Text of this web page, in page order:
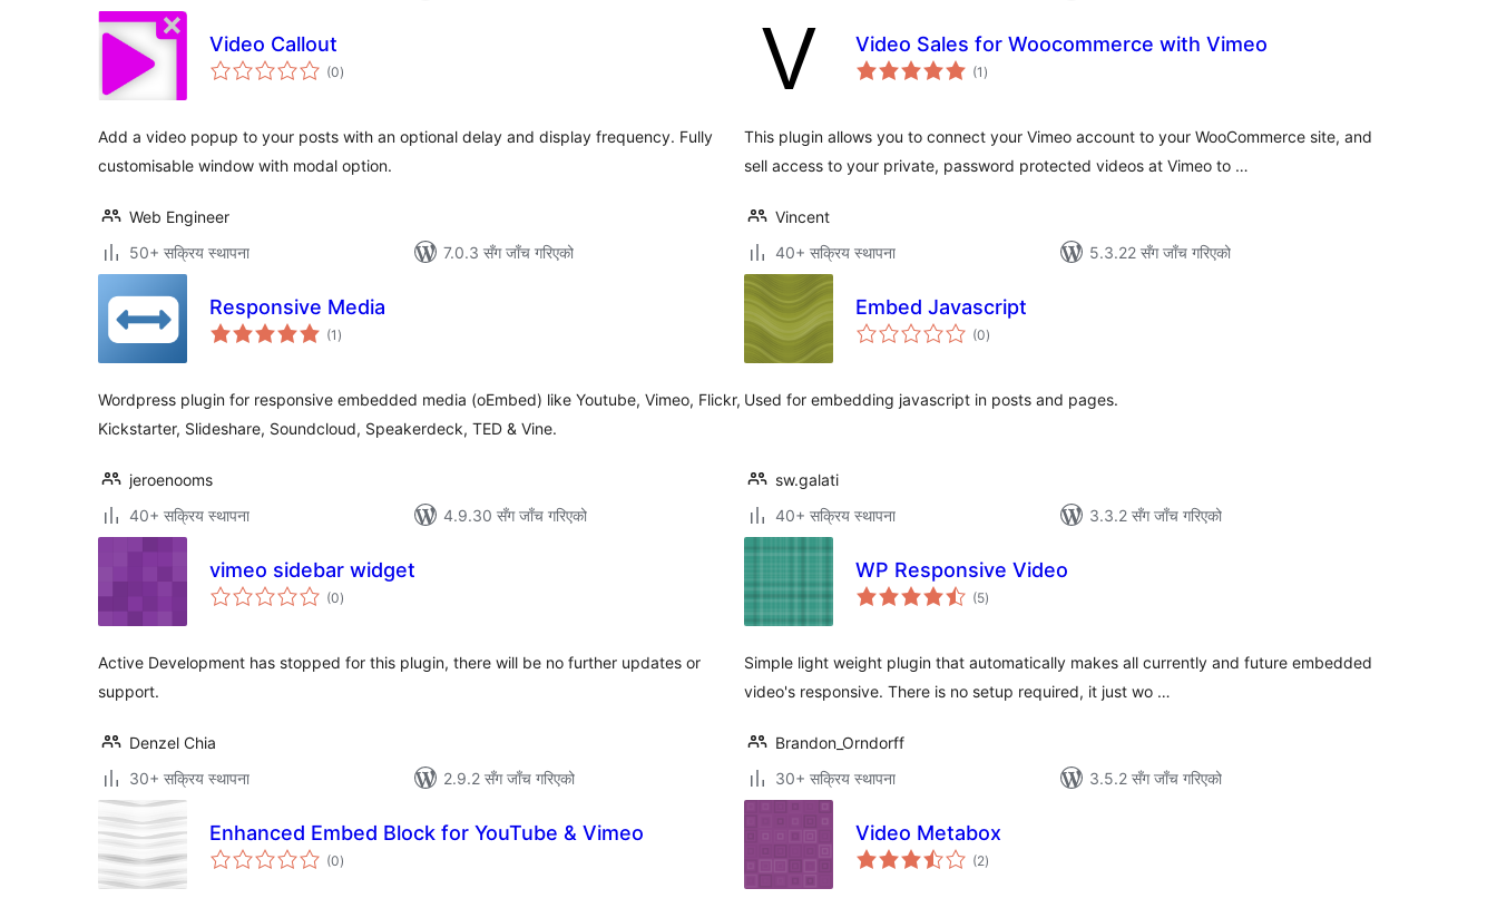
Video Callout
(0कुल
रेटिङ्गहरू
)
Add a video popup to your posts with an optional delay and display frequency. Fully
customisable window with modal option.
Web Engineer
50+ सक्रिय स्थापना
7.0.3 सँग जाँच गरिएको
Video Sales for Woocommerce with Vimeo
(1 कुल
रेटिङ्गहरू
)
This plugin allows you to connect your Vimeo account to your WooCommerce site, and
sell access to your private, password protected videos at Vimeo to …
Vincent
40+ सक्रिय स्थापना
5.3.22 सँग जाँच गरिएको
Responsive Media
(1 कुल
रेटिङ्गहरू
)
Wordpress plugin for responsive embedded media (oEmbed) like Youtube, Vimeo, Flickr,
Kickstarter, Slideshare, Soundcloud, Speakerdeck, TED & Vine.
jeroenooms
40+ सक्रिय स्थापना
4.9.30 सँग जाँच गरिएको
Embed Javascript
(0कुल
रेटिङ्गहरू
)
Used for embedding javascript in posts and pages.
sw.galati
40+ सक्रिय स्थापना
3.3.2 सँग जाँच गरिएको
vimeo sidebar widget
(0कुल
रेटिङ्गहरू
)
Active Development has stopped for this plugin, there will be no further updates or
support.
Denzel Chia
30+ सक्रिय स्थापना
2.9.2 सँग जाँच गरिएको
WP Responsive Video
(5कुल
रेटिङ्गहरू
)
Simple light weight plugin that automatically makes all currently and future embedded
video's responsive. There is no setup required, it just wo …
Brandon_Orndorff
30+ सक्रिय स्थापना
3.5.2 सँग जाँच गरिएको
Enhanced Embed Block for YouTube & Vimeo
(0कुल
रेटिङ्गहरू
)
Video Metabox
(2कुल
रेटिङ्गहरू
)